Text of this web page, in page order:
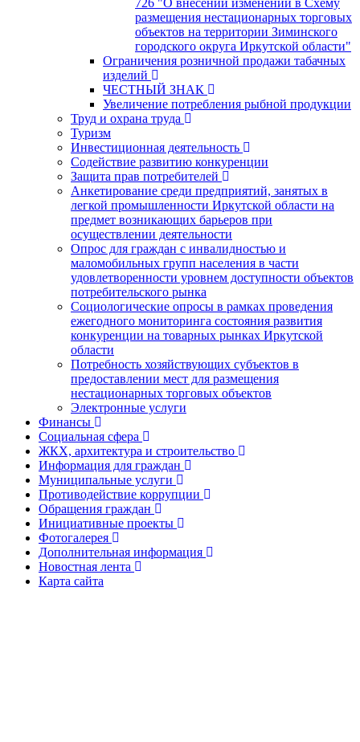
размещения нестационарных торговых
объектов на территории Зиминского
городского округа Иркутской области"
Ограничения розничной продажи табачных
изделий
ЧЕСТНЫЙ ЗНАК
Увеличение потребления рыбной продукции
Труд и охрана труда
Туризм
Инвестиционная деятельность
Содействие развитию конкуренции
Защита прав потребителей
Анкетирование среди предприятий, занятых в
легкой промышленности Иркутской области на
предмет возникающих барьеров при
осуществлении деятельности
Опрос для граждан с инвалидностью и
маломобильных групп населения в части
удовлетворенности уровнем доступности объектов
потребительского рынка
Социологические опросы в рамках проведения
ежегодного мониторинга состояния развития
конкуренции на товарных рынках Иркутской
области
Потребность хозяйствующих субъектов в
предоставлении мест для размещения
нестационарных торговых объектов
Электронные услуги
Финансы
Социальная сфера
ЖКХ, архитектура и строительство
Информация для граждан
Муниципальные услуги
Противодействие коррупции
Обращения граждан
Инициативные проекты
Фотогалерея
Дополнительная информация
Новостная лента
Карта сайта